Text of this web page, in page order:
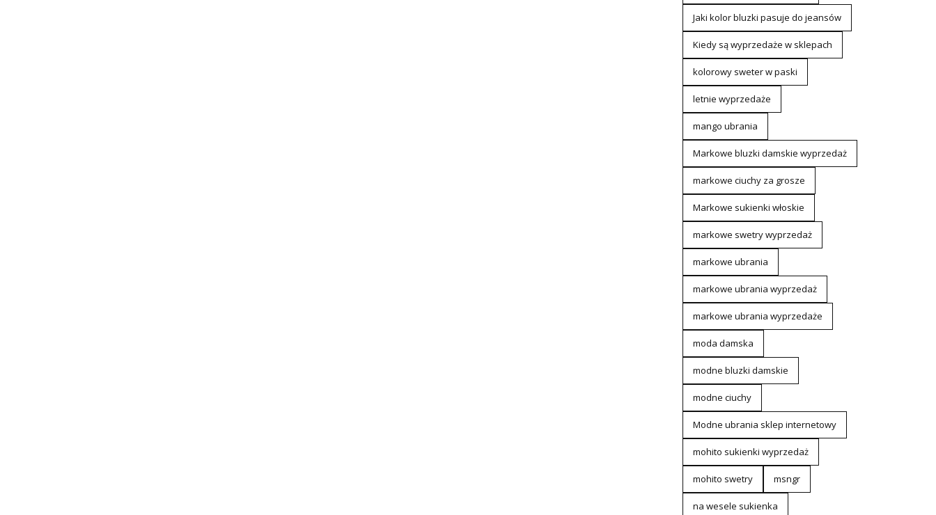
Jaki kolor bluzki pasuje do jeansów
Kiedy są wyprzedaże w sklepach
kolorowy sweter w paski
letnie wyprzedaże
mango ubrania
Markowe bluzki damskie wyprzedaż
markowe ciuchy za grosze
Markowe sukienki włoskie
markowe swetry wyprzedaż
markowe ubrania
markowe ubrania wyprzedaż
markowe ubrania wyprzedaże
moda damska
modne bluzki damskie
modne ciuchy
Modne ubrania sklep internetowy
mohito sukienki wyprzedaż
mohito swetry msngr
na wesele sukienka